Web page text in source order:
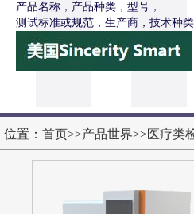
产品名称，产品种类，型号，
测试标准或规范，生产商，技术种
电动轮椅车按键开关耐用性测试仪
位置： 首页>>产品世界>>医疗类